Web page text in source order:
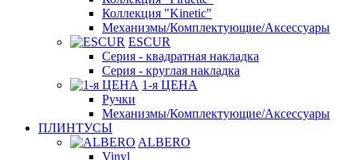
Коллекция "Kinetic"
Механизмы/Комплектующие/Аксессуары
ESCUR
Серия - квадратная накладка
Серия - круглая накладка
1-я ЦЕНА
Ручки
Механизмы/Комплектующие/Аксессуары
ПЛИНТУСЫ
ALBERO
Vinyl